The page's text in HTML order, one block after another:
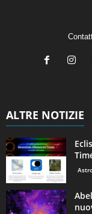
ALTRE NOTIZIE